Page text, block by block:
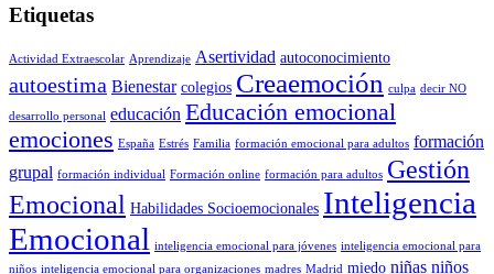
Etiquetas
Actividad Extraescolar Aprendizaje Asertividad autoconocimiento
autoestima Bienestar colegios Creaemoción culpa decir NO
desarrollo personal educación Educación emocional
emociones España Estrés Familia formación emocional para adultos formación
grupal formación individual Formación online formación para adultos Gestión
Emocional Habilidades Socioemocionales Inteligencia
Emocional inteligencia emocional para jóvenes inteligencia emocional para
niños inteligencia emocional para organizaciones madres Madrid miedo niñas niños